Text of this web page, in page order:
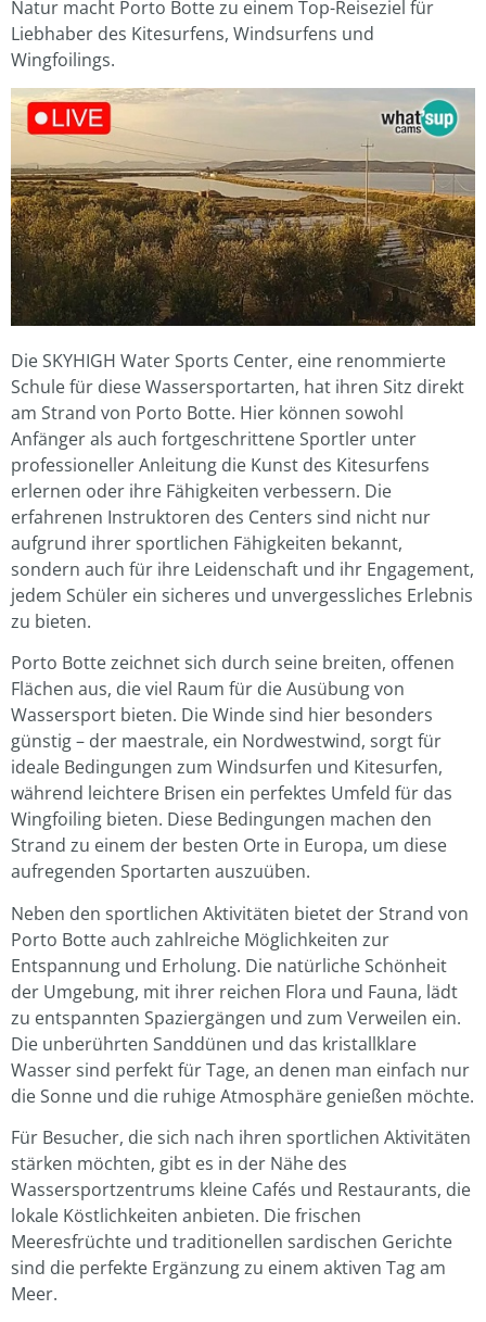
Natur macht Porto Botte zu einem Top-Reiseziel für
Liebhaber des Kitesurfens, Windsurfens und
Wingfoilings.
Die SKYHIGH Water Sports Center, eine renommierte
Schule für diese Wassersportarten, hat ihren Sitz direkt
am Strand von Porto Botte. Hier können sowohl
Anfänger als auch fortgeschrittene Sportler unter
professioneller Anleitung die Kunst des Kitesurfens
erlernen oder ihre Fähigkeiten verbessern. Die
erfahrenen Instruktoren des Centers sind nicht nur
aufgrund ihrer sportlichen Fähigkeiten bekannt,
sondern auch für ihre Leidenschaft und ihr Engagement,
jedem Schüler ein sicheres und unvergessliches Erlebnis
zu bieten.
Porto Botte zeichnet sich durch seine breiten, offenen
Flächen aus, die viel Raum für die Ausübung von
Wassersport bieten. Die Winde sind hier besonders
günstig – der maestrale, ein Nordwestwind, sorgt für
ideale Bedingungen zum Windsurfen und Kitesurfen,
während leichtere Brisen ein perfektes Umfeld für das
Wingfoiling bieten. Diese Bedingungen machen den
Strand zu einem der besten Orte in Europa, um diese
aufregenden Sportarten auszuüben.
Neben den sportlichen Aktivitäten bietet der Strand von
Porto Botte auch zahlreiche Möglichkeiten zur
Entspannung und Erholung. Die natürliche Schönheit
der Umgebung, mit ihrer reichen Flora und Fauna, lädt
zu entspannten Spaziergängen und zum Verweilen ein.
Die unberührten Sanddünen und das kristallklare
Wasser sind perfekt für Tage, an denen man einfach nur
die Sonne und die ruhige Atmosphäre genießen möchte.
Für Besucher, die sich nach ihren sportlichen Aktivitäten
stärken möchten, gibt es in der Nähe des
Wassersportzentrums kleine Cafés und Restaurants, die
lokale Köstlichkeiten anbieten. Die frischen
Meeresfrüchte und traditionellen sardischen Gerichte
sind die perfekte Ergänzung zu einem aktiven Tag am
Meer.